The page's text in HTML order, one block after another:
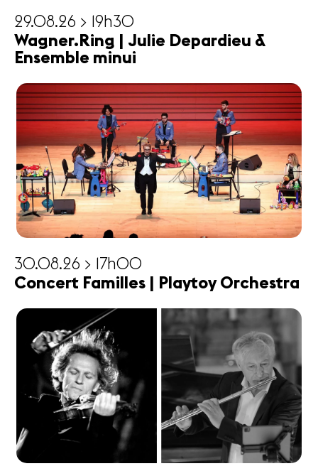
29.08.26 > 19h30
Wagner.Ring | Julie Depardieu &
Ensemble minui
30.08.26 > 17h00
Concert Familles | Playtoy Orchestra